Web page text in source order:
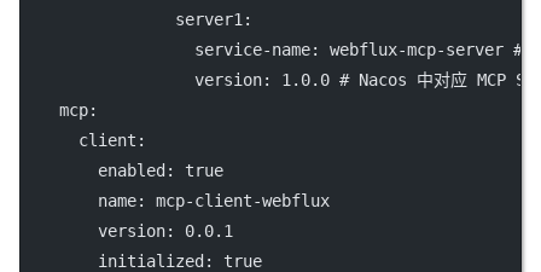
server1 :
service-name: webflux-mcp-server #
version: 1.0.0 # Nacos 中对应 MCP
mcp:
client :
enabled: true
name: mcp-client-webflux
version: 0.0.1
initialized: true